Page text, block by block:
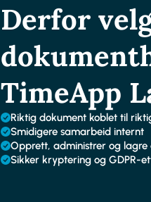
Derfor
TimeApp
Riktig dokument koblet til
Smidigere samarbeid internt
Opprett, administrer og lagre
Sikker kryptering og GDPR-